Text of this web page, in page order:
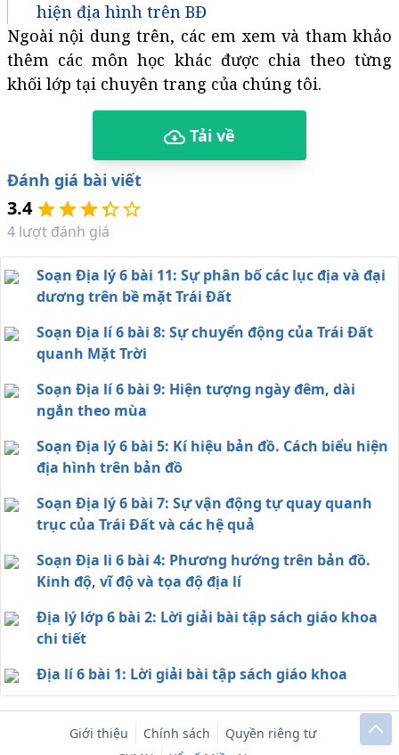
hiện địa hình trên BĐ
Ngoài nội dung trên, các em xem và tham khảo
thêm các môn học khác được chia theo từng
khối lớp tại chuyên trang của chúng tôi.
Tải về
Đánh giá bài viết
3.4
4 lượt đánh giá
Soạn Địa lý 6 bài 11: Sự phân bố các lục địa và đại
dương trên bề mặt Trái Đất
Soạn Địa lí 6 bài 8: Sự chuyển động của Trái Đất
quanh Mặt Trời
Soạn Địa lí 6 bài 9: Hiện tượng ngày đêm, dài
ngắn theo mùa
Soạn Địa lý 6 bài 5: Kí hiệu bản đồ. Cách biểu hiện
địa hình trên bản đồ
Soạn Địa lý 6 bài 7: Sự vận động tự quay quanh
trục của Trái Đất và các hệ quả
Soạn Địa li 6 bài 4: Phương hướng trên bản đồ.
Kinh độ, vĩ độ và tọa độ địa lí
Địa lý lớp 6 bài 2: Lời giải bài tập sách giáo khoa
chi tiết
Địa lí 6 bài 1: Lời giải bài tập sách giáo khoa
Giới thiệu Chính sách
Quyền riêng tư